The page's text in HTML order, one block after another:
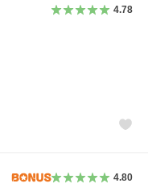
4.78
4.80